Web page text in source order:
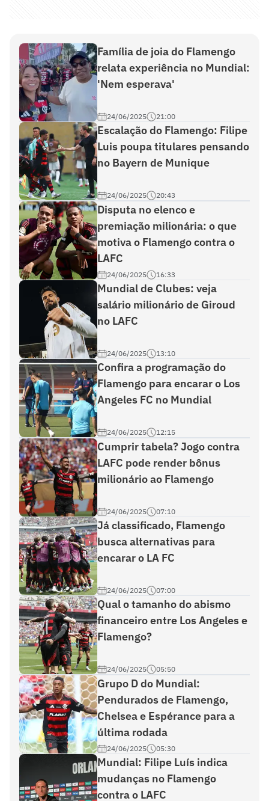
Família de joia do Flamengo
relata experiência no Mundial:
'Nem esperava'
24/06/2025 21:00
Escalação do Flamengo: Filipe
Luis poupa titulares pensando
no Bayern de Munique
24/06/2025 20:43
Disputa no elenco e
premiação milionária: o que
motiva o Flamengo contra o
LAFC
24/06/2025 16:33
Mundial de Clubes: veja
salário milionário de Giroud
no LAFC
24/06/2025 13:10
Confira a programação do
Flamengo para encarar o Los
Angeles FC no Mundial
24/06/2025 12:15
Cumprir tabela? Jogo contra
LAFC pode render bônus
milionário ao Flamengo
24/06/2025 07:10
Já classificado, Flamengo
busca alternativas para
encarar o LA FC
24/06/2025 07:00
Qual o tamanho do abismo
financeiro entre Los Angeles e
Flamengo?
24/06/2025 05:50
Grupo D do Mundial:
Pendurados de Flamengo,
Chelsea e Espérance para a
última rodada
24/06/2025 05:30
Mundial: Filipe Luís indica
mudanças no Flamengo
contra o LAFC